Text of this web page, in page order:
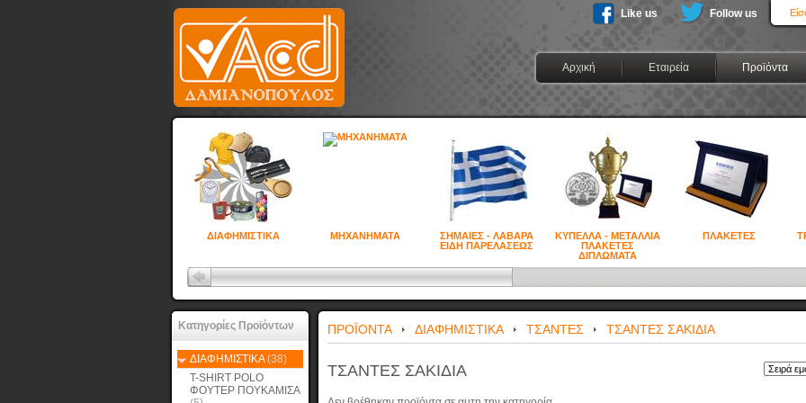
Αρχική Εταιρεία Προϊόντα
Like us Follow us
ΔΙΑΦΗΜΙΣΤΙΚΑ ΜΗΧΑΝΗΜΑΤΑ
ΣΗΜΑΙΕΣ - ΛΑΒΑΡΑ
ΕΙΔΗ ΠΑΡΕΛΑΣΕΩΣ
ΚΥΠΕΛΛΑ - ΜΕΤΑΛΛΙΑ
ΠΛΑΚΕΤΕΣ
ΔΙΠΛΩΜΑΤΑ
ΠΛΑΚΕΤΕΣ
Κατηγορίες Προϊόντων
ΔΙΑΦΗΜΙΣΤΙΚΑ(38)
T-SHIRT POLO
ΦΟΥΤΕΡ ΠΟΥΚΑΜΙΣΑ
ΠΡΟΪΟΝΤΑ ΔΙΑΦΗΜΙΣΤΙΚΑ ΤΣΑΝΤΕΣ ΤΣΑΝΤΕΣ ΣΑΚΙΔΙΑ
ΤΣΑΝΤΕΣ ΣΑΚΙΔΙΑ